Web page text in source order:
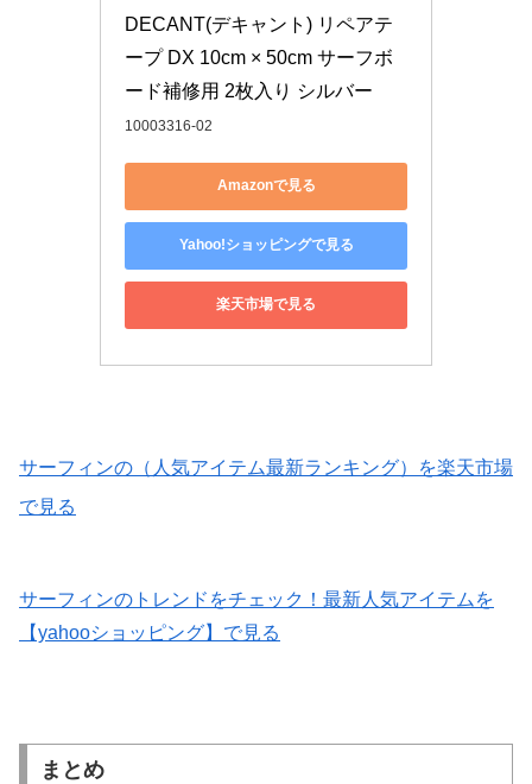
DECANT(デキャント) リペアテ
ープ DX 10cm × 50cm サーフボ
ード補修用 2枚入り シルバー
10003316-02
Amazonで見る
Yahoo!ショッピングで見る
楽天市場で見る
サーフィンの（人気アイテム最新ランキング）を楽天市場
で見る
サーフィンのトレンドをチェック！最新人気アイテムを
【yahooショッピング】で見る
まとめ